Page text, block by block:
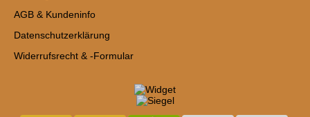
AGB & Kundeninfo
Datenschutzerklärung
Widerrufsrecht & -Formular